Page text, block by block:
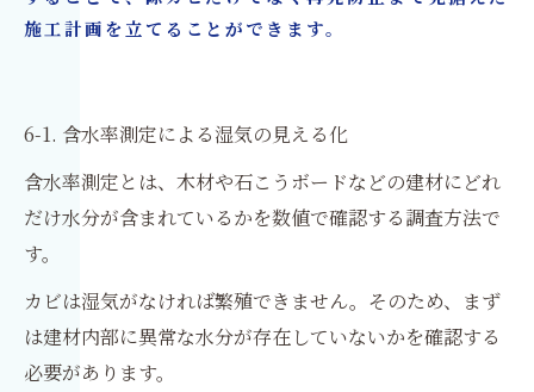
施工計画を立てることができます。
6-1. 含水率測定による湿気の見える化
含水率測定とは、木材や石こうボードなどの建材にどれ
だけ水分が含まれているかを数値で確認する調査方法で
す。
カビは湿気がなければ繁殖できません。そのため、まず
は建材内部に異常な水分が存在していないかを確認する
必要があります。